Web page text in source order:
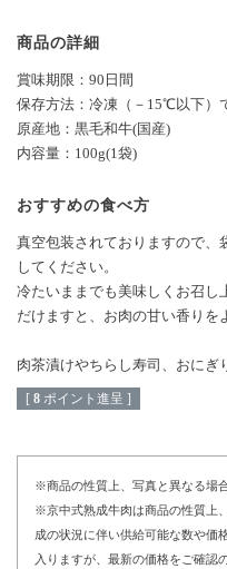
商品の詳細
賞味期限：90日間
保存方法：冷凍（－15℃以下）
原産地：黒毛和牛(国産)
内容量：100g(1袋)
おすすめの食べ方
真空包装されておりますので、
してください。
冷たいままでも美味しくお召し
だけますと、お肉の甘い香りを
肉茶漬けやちらし寿司、おにぎ
[ 8 ポイント進呈 ]
※商品の性質上、写真と異なる場
※京中式熟成牛肉は商品の性質上
成の状況に伴い供給可能な数や価
入りますが、最新の価格をご確認